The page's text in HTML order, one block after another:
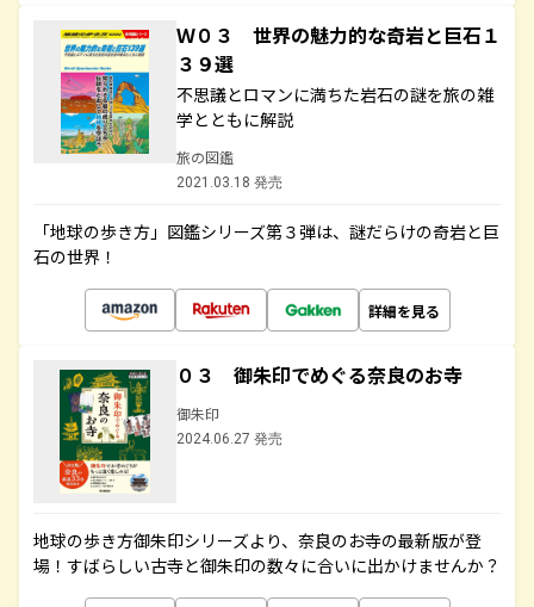
Ｗ０３ 世界の魅力的な奇岩と巨石１
３９選
不思議とロマンに満ちた岩石の謎を旅の雑
学とともに解説
旅の図鑑
2021.03.18 発売
「地球の歩き方」図鑑シリーズ第３弾は、謎だらけの奇岩と巨
石の世界！
詳細を見る
０３ 御朱印でめぐる奈良のお寺
御朱印
2024.06.27 発売
地球の歩き方御朱印シリーズより、奈良のお寺の最新版が登
場！すばらしい古寺と御朱印の数々に合いに出かけませんか？